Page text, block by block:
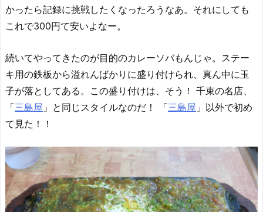
かったら記録に挑戦したくなったろうなあ。それにしても
これで300円て安いよなー。
続いてやってきたのが目的のカレーソバもんじゃ。ステー
キ用の鉄板から溢れんばかりに盛り付けられ、真ん中に玉
子が落としてある。この盛り付けは、そう！ 千束の名店、
「三島屋 」と同じスタイルなのだ！ 「三島屋 」以外で初め
て見た！！